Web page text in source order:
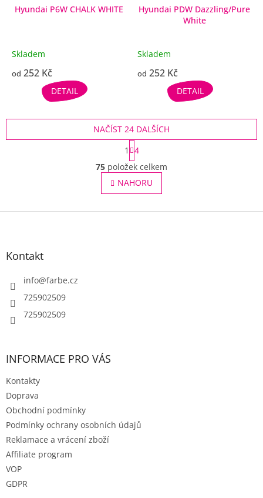
Hyundai P6W CHALK WHITE
Skladem
od 252 Kč
DETAIL
Hyundai PDW Dazzling/Pure
White
Skladem
od 252 Kč
DETAIL
O
v
l
á
a
NAČÍST 24 DALŠÍCH
S
t
r
á
n
k
v
1
4
75 položek celkem
NAHORU
Z
Kontakt
info@farbe.cz
725902509
725902509
INFORMACE PRO VÁS
Kontakty
Doprava
Obchodní podmínky
Podmínky ochrany osobních údajů
Reklamace a vrácení zboží
Affiliate program
VOP
GDPR